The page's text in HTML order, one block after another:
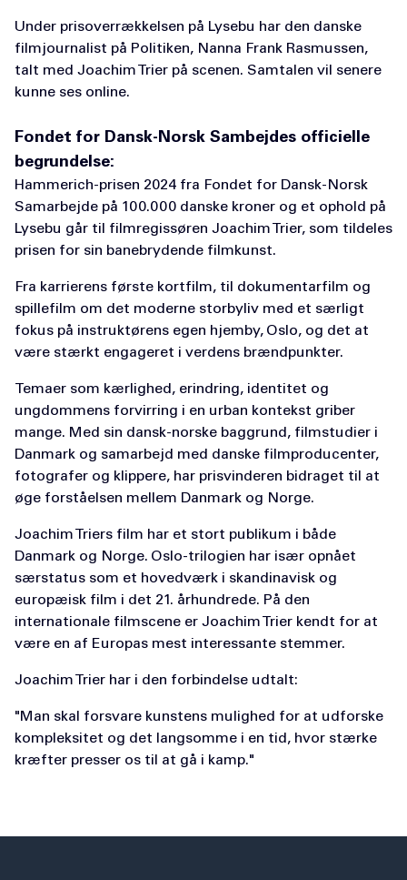
Under prisoverrækkelsen på Lysebu har den danske
filmjournalist på Politiken, Nanna Frank Rasmussen,
talt med Joachim Trier på scenen. Samtalen vil senere
kunne ses online.
Fondet for Dansk-Norsk Sambejdes officielle
begrundelse:
Hammerich-prisen 2024 fra Fondet for Dansk-Norsk
Samarbejde på 100.000 danske kroner og et ophold på
Lysebu går til filmregissøren Joachim Trier, som tildeles
prisen for sin banebrydende filmkunst.
Fra karrierens første kortfilm, til dokumentarfilm og
spillefilm om det moderne storbyliv med et særligt
fokus på instruktørens egen hjemby, Oslo, og det at
være stærkt engageret i verdens brændpunkter.
Temaer som kærlighed, erindring, identitet og
ungdommens forvirring i en urban kontekst griber
mange. Med sin dansk-norske baggrund, filmstudier i
Danmark og samarbejd med danske filmproducenter,
fotografer og klippere, har prisvinderen bidraget til at
øge forståelsen mellem Danmark og Norge.
Joachim Triers film har et stort publikum i både
Danmark og Norge. Oslo-trilogien har især opnået
særstatus som et hovedværk i skandinavisk og
europæisk film i det 21. århundrede. På den
internationale filmscene er Joachim Trier kendt for at
være en af Europas mest interessante stemmer.
Joachim Trier har i den forbindelse udtalt:
"Man skal forsvare kunstens mulighed for at udforske
kompleksitet og det langsomme i en tid, hvor stærke
kræfter presser os til at gå i kamp."